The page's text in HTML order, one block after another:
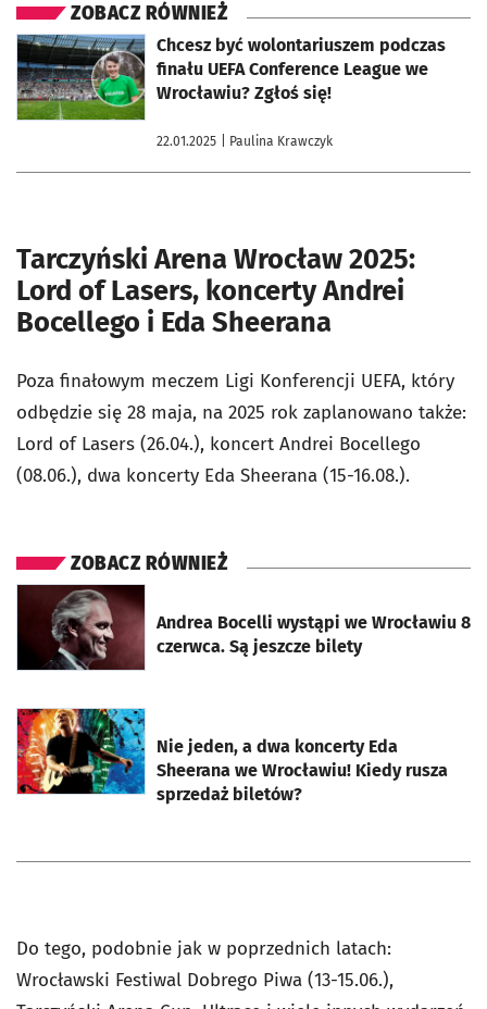
ZOBACZ RÓWNIEŻ
Chcesz być wolontariuszem podczas
finału UEFA Conference League we
Wrocławiu? Zgłoś się!
22.01.2025 | Paulina Krawczyk
otworzy się w nowej karcie
Tarczyński Arena Wrocław 2025:
Lord of Lasers, koncerty Andrei
Bocellego i Eda Sheerana
Poza finałowym meczem Ligi Konferencji UEFA, który
odbędzie się 28 maja, na 2025 rok zaplanowano także:
Lord of Lasers (26.04.), koncert Andrei Bocellego
(08.06.), dwa koncerty Eda Sheerana (15-16.08.).
ZOBACZ RÓWNIEŻ
Andrea Bocelli wystąpi we Wrocławiu 8
czerwca. Są jeszcze bilety
otworzy się w nowej karcie
Nie jeden, a dwa koncerty Eda
Sheerana we Wrocławiu! Kiedy rusza
sprzedaż biletów?
otworzy się w nowej karcie
Do tego, podobnie jak w poprzednich latach:
Wrocławski Festiwal Dobrego Piwa (13-15.06.),